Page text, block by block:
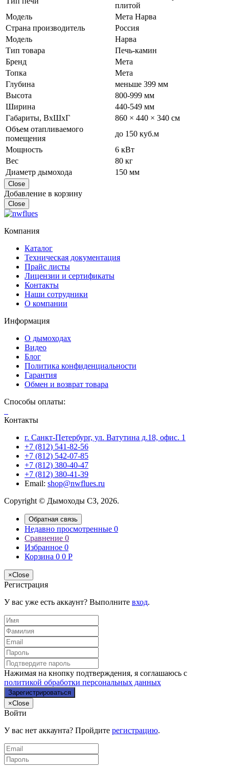
плитой
Модель
Мета Нарва
Страна производитель
Россия
Модель
Нарва
Тип товара
Печь-камин
Бренд
Мета
Топка
Мета
Глубина
меньше 399 мм
Высота
800-999 мм
Ширина
440-549 мм
Габариты, ВхШхГ
860 × 440 × 340 см
Объем отапливаемого
помещения
до 150 куб.м
Мощность
6 кВт
Вес
80 кг
Диаметр дымохода
150 мм
Close
Добавление в корзину
Close
Компания
Каталог
Техническая документация
Прайс листы
Лицензии и сертификаты
Контакты
Наши сотрудники
О компании
Информация
О дымоходах
Видео
Блог
Политика конфиденциальности
Гарантия
Обмен и возврат товара
Способы оплаты:
Контакты
г. Санкт-Петербург, ул. Ватутина д.18, офис. 1
+7 (812) 541-82-56
+7 (812) 542-07-85
+7 (812) 380-40-47
+7 (812) 380-41-39
Email: shop@nwflues.ru
Copyright © Дымоходы СЗ, 2026.
Обратная связь
Недавно просмотренные 0
Сравнение 0
Избранное 0
Корзина 0 0 Р
×Close
Регистрация
У вас уже есть аккаунт? Выполните вход.
Нажимая на кнопку подтверждения, я соглашаюсь с
политикой обработки персональных данных
×Close
Войти
У вас нет аккаунта? Пройдите регистрацию.